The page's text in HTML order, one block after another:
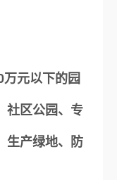
元以下的园
社区公园、专
生产绿地、防